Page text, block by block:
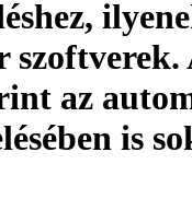
szoftverek.
az
is